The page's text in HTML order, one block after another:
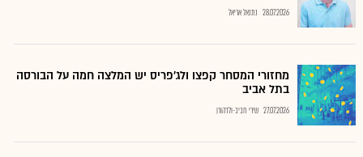
28.07.2026 נתנאל אריאל
מחזורי המסחר קפצו ולג'פריס יש המלצה חמה על הבורסה
בתל אביב
27.07.2026 שירי חביב-ולדהורן